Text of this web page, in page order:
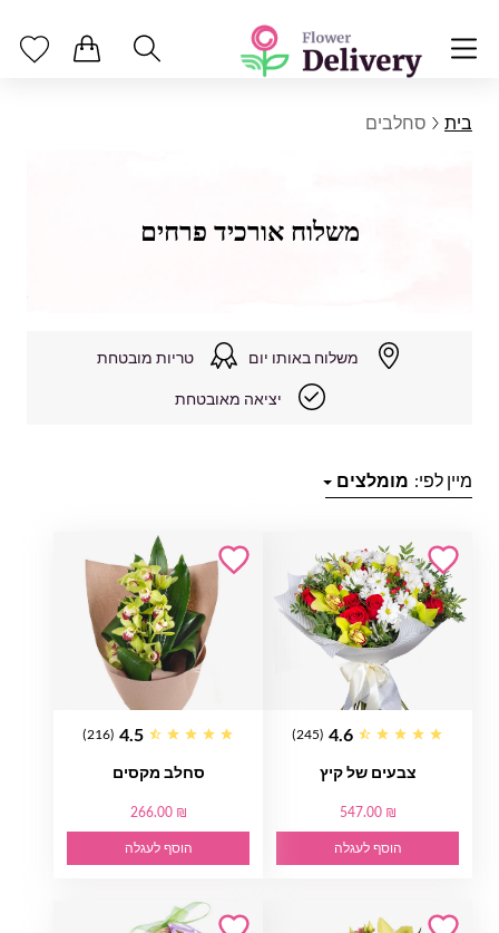
בית סחלבים
משלוח אורכיד פרחים
משלוח באותו יום טריות מובטחת
יציאה מאובטחת
מיין לפי: מומלצים
4.6
(245)
צבעים של קיץ
547.00 ₪
הוסף לעגלה
4.5
(216)
סחלב מקסים
266.00 ₪
הוסף לעגלה